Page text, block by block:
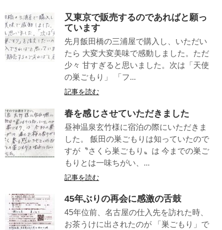
又東京で販売するのであればと願っ
ています
先月飯田橋の三浦屋で購入し、いただい
たら 大変大変美味で感動しました。ただ
少々 甘すぎると思いました。次は「天使
の巣ごもり」 「フ...
記事を読む
春を感じさせていただきました
昼神温泉玄竹様に宿泊の際にいただきま
した。 飯田の巣ごもりは知っていたので
すが〝さくら巣ごもり〟は 今までの巣ご
もりとは一味ちがい、...
記事を読む
45年ぶりの再会に感激の舌鼓
45年位前、名古屋の仕入先を訪れた時、
お茶うけに出されたのが 「巣ごもり」で